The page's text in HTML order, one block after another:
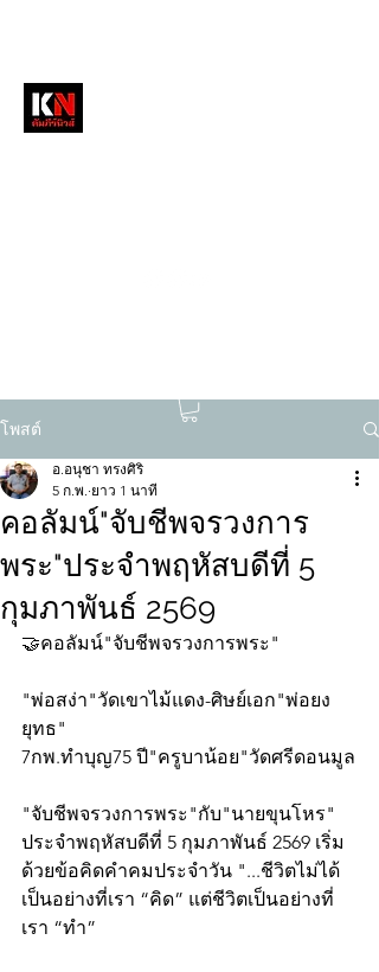
โพสต์
คอลัมน์"จับชีพจรวงการ
พระ"ประจำพฤหัสบดีที่ 5
กุมภาพันธ์ 2569
อ.อนุชา ทรงศิริ
5 ก.พ. ยาว 1 นาที
🤝คอลัมน์"จับชีพจรวงการพระ"
"พ่อสง่า"วัดเขาไม้แดง-ศิษย์เอก"พ่อยง
ยุทธ"
7กพ.ทำบุญ75 ปี"ครูบาน้อย"วัดศรีดอนมูล
"จับชีพจรวงการพระ"กับ"นายขุนโหร"
ประจำพฤหัสบดีที่ 5 กุมภาพันธ์ 2569 เริ่ม
ด้วยข้อคิดคำคมประจำวัน "...ชีวิตไม่ได้
เป็นอย่างที่เรา “คิด” แต่ชีวิตเป็นอย่างที่
เรา “ทำ”